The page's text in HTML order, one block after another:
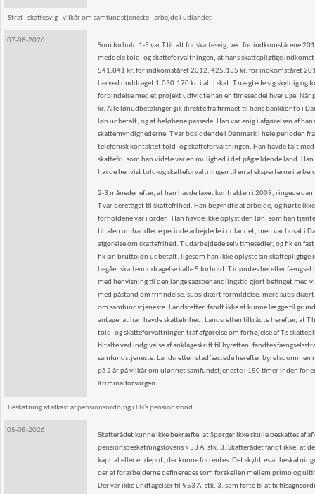
Straf - skattesvig - vilkår om samfundstjeneste - arbejde i udlandet
07-08-2026
Som forhold 1-5 var T tiltalt for skattesvig, ved for indkomstårene
meddele told- og skatteforvaltningen, at hans skattepligtige
541.841 kr. for indkomståret 2012, 425.135 kr. for indkomståret
herved unddraget 1.030.170 kr. i alt i skat. T nægtede sig skyldig og
forbindelse med et projekt udfyldte han en timeseddel hver uge.
kr. Alle lønudbetalinger gik direkte fra firmaet til hans bankkonto i
løn udbetalt, og at beløbene passede. Han var enig i afgørelsen af
skattemyndighederne. T var bosiddende i Danmark i hele perioden
telefonisk kontaktet told- og skatteforvaltningen. Han havde talt
skattefri, som han vidste var en mulighed i det pågældende land.
havde henvist told-og skatteforvaltningen til en af eksperterne i
2-3 måneder efter, at han havde faxet kontrakten i 2009, ringede
T var berettiget til skattefrihed. Han begyndte at arbejde, og hørte
forholdene var i orden. Han havde ikke oplyst den løn, som han
tiltalen omhandlede periode arbejdede i udlandet, men var bosat i
afgørelse om skattefrihed. T udarbejdede selv timesedler, og fik en
fik sin bruttoløn udbetalt, ligesom han ikke oplyste sin
begået skatteunddragelse i alle 5 forhold. T idømtes herefter
med henvisning til den lange sagsbehandlingstid gjort betinget med
med påstand om frifindelse, subsidiært formildelse, mere subsidiært
om samfundstjeneste. Landsretten fandt ikke at kunne lægge til
antage, at han havde skattefrihed. Landsretten tiltrådte herefter, at
told- og skatteforvaltningen traf afgørelse om forhøjelse af T’s
tiltalte ved indgivelse af anklageskrift til byretten, fandtes
samfundstjeneste. Landsretten stadfæstede herefter
på 2 år på vilkår om ulønnet samfundstjeneste i 150 timer inden for
Kriminalforsorgen.
Beskatning af afkast af pensionsordning i FN’s pensionsfond
05-08-2026
Skatterådet kunne ikke bekræfte, at Spørger ikke skulle beskattes af
pensionsbeskatningslovens § 53 A, stk. 3. Skatterådet fandt ikke, at
kapital eller et depot, der kunne forrentes. Det skyldtes at
der af forarbejderne defineredes som forskellen mellem primo og
Der var ikke undtagelser til § 53 A, stk. 3, som førte til at fx